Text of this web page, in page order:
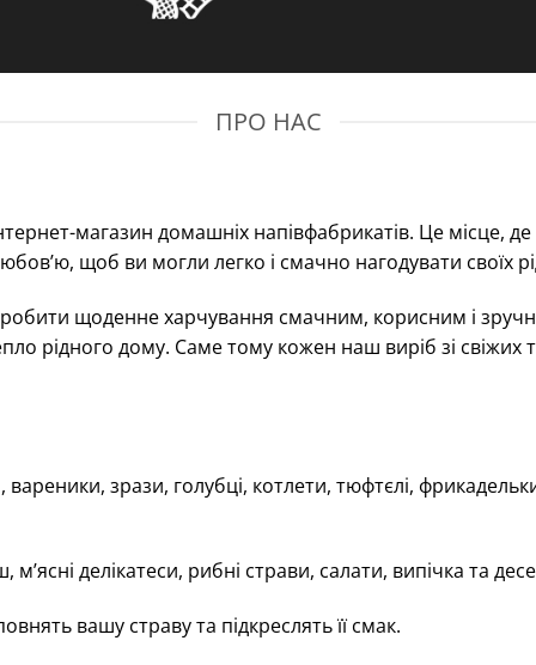
ПРО НАС
магазин домашніх напівфабрикатів. Це місце, де
щоб ви могли легко і смачно нагодувати своїх
зробити щоденне харчування смачним, корисним і
рідного дому. Саме тому кожен наш виріб зі свіжих
вареники, зрази, голубці, котлети, тюфтєлі,
м’ясні делікатеси, рибні страви, салати, випічка та
вашу страву та підкреслять її смак.